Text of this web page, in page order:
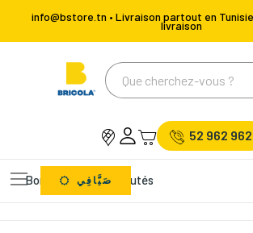
info@bstore.tn • Livraison partout en
livraison
52 962 962
Bons Plans Nouveautés
صَيَّافِي